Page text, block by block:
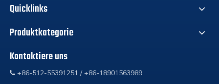
Quicklinks
Produktkategorie
Kontaktiere uns
 +86-512-55391251 / +86-18901563989